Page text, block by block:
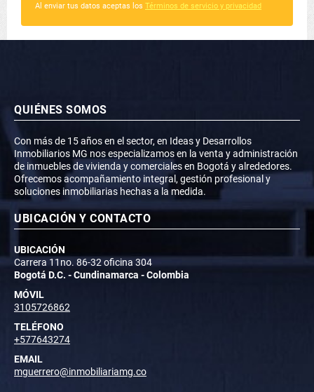
Al enviar tus datos aceptas los Términos de servicio y privacidad
QUIÉNES SOMOS
Con más de 15 años en el sector, en Ideas y Desarrollos
Inmobiliarios MG nos especializamos en la venta y administración
de inmuebles de vivienda y comerciales en Bogotá y alrededores.
Ofrecemos acompañamiento integral, gestión profesional y
soluciones inmobiliarias hechas a la medida.
UBICACIÓN Y CONTACTO
UBICACIÓN
Carrera 11no. 86-32 oficina 304
Bogotá D.C. - Cundinamarca - Colombia
MÓVIL
3105726862
TELÉFONO
+577643274
EMAIL
mguerrero@inmobiliariamg.co